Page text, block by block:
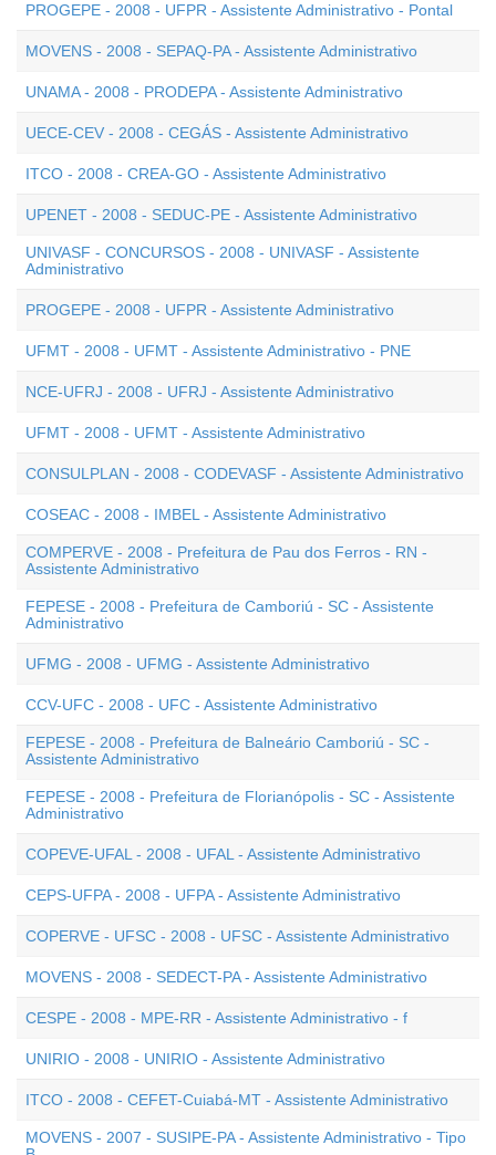
PROGEPE - 2008 - UFPR - Assistente Administrativo - Pontal
MOVENS - 2008 - SEPAQ-PA - Assistente Administrativo
UNAMA - 2008 - PRODEPA - Assistente Administrativo
UECE-CEV - 2008 - CEGÁS - Assistente Administrativo
ITCO - 2008 - CREA-GO - Assistente Administrativo
UPENET - 2008 - SEDUC-PE - Assistente Administrativo
UNIVASF - CONCURSOS - 2008 - UNIVASF - Assistente
Administrativo
PROGEPE - 2008 - UFPR - Assistente Administrativo
UFMT - 2008 - UFMT - Assistente Administrativo - PNE
NCE-UFRJ - 2008 - UFRJ - Assistente Administrativo
UFMT - 2008 - UFMT - Assistente Administrativo
CONSULPLAN - 2008 - CODEVASF - Assistente Administrativo
COSEAC - 2008 - IMBEL - Assistente Administrativo
COMPERVE - 2008 - Prefeitura de Pau dos Ferros - RN -
Assistente Administrativo
FEPESE - 2008 - Prefeitura de Camboriú - SC - Assistente
Administrativo
UFMG - 2008 - UFMG - Assistente Administrativo
CCV-UFC - 2008 - UFC - Assistente Administrativo
FEPESE - 2008 - Prefeitura de Balneário Camboriú - SC -
Assistente Administrativo
FEPESE - 2008 - Prefeitura de Florianópolis - SC - Assistente
Administrativo
COPEVE-UFAL - 2008 - UFAL - Assistente Administrativo
CEPS-UFPA - 2008 - UFPA - Assistente Administrativo
COPERVE - UFSC - 2008 - UFSC - Assistente Administrativo
MOVENS - 2008 - SEDECT-PA - Assistente Administrativo
CESPE - 2008 - MPE-RR - Assistente Administrativo - f
UNIRIO - 2008 - UNIRIO - Assistente Administrativo
ITCO - 2008 - CEFET-Cuiabá-MT - Assistente Administrativo
MOVENS - 2007 - SUSIPE-PA - Assistente Administrativo - Tipo